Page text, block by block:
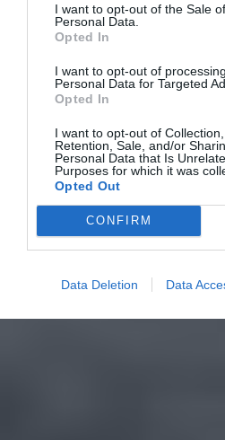
I want to opt-out of the Sale
Personal Data.
Opted In
I want to opt-out of
Personal Data for Targeted
Opted In
I want to opt-out of Collection,
Retention, Sale, and/or
Personal Data that Is
Purposes for which it was
Opted Out
CONFIRM
Data Deletion Data